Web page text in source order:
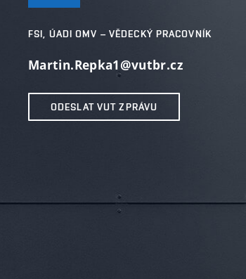
FSI, ÚADI OMV – VĚDECKÝ PRACOVNÍK
Martin.Repka1@vutbr.cz
ODESLAT VUT ZPRÁVU